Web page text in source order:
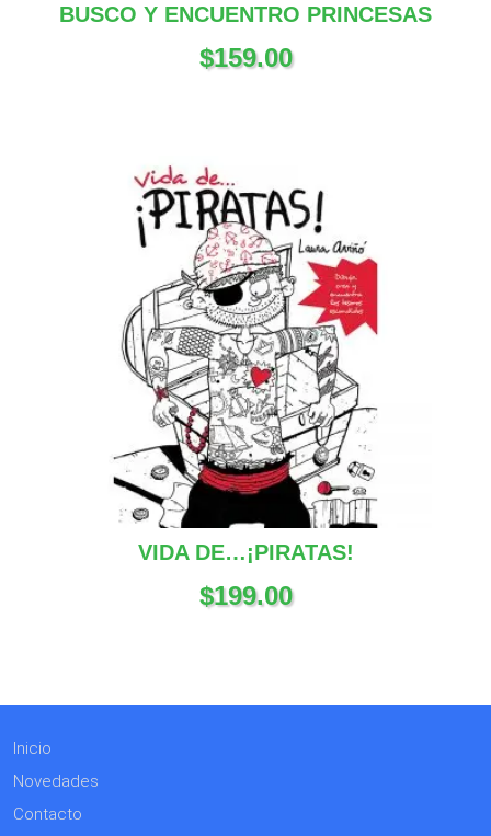
BUSCO Y ENCUENTRO PRINCESAS
$159.00
VIDA DE…¡PIRATAS!
$199.00
Inicio
Novedades
Contacto